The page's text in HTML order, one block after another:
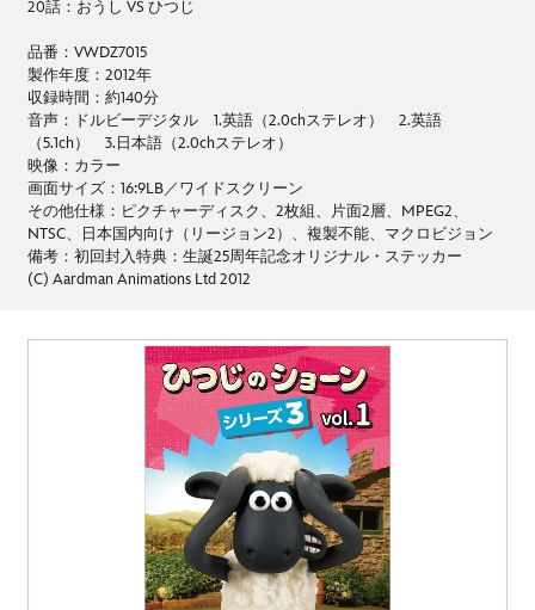
20話：おうし VS ひつじ
品番：VWDZ7015
製作年度：2012年
収録時間：約140分
音声：ドルビーデジタル 1.英語（2.0chステレオ） 2.英語
（5.1ch） 3.日本語（2.0chステレオ）
映像：カラー
画面サイズ：16:9LB／ワイドスクリーン
その他仕様：ピクチャーディスク、2枚組、片面2層、MPEG2、
NTSC、日本国内向け（リージョン2）、複製不能、マクロビジョン
備考：初回封入特典：生誕25周年記念オリジナル・ステッカー
(C) Aardman Animations Ltd 2012